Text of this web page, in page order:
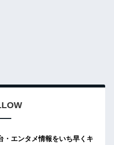
・エンタメ情報をいち早くキ